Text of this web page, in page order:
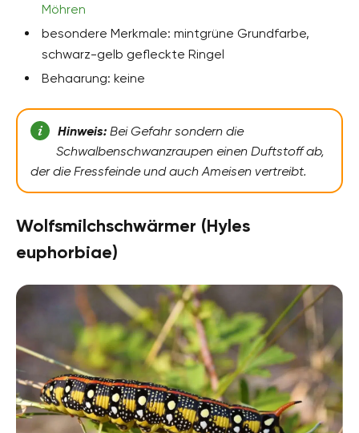
Möhren
besondere Merkmale: mintgrüne Grundfarbe,
schwarz-gelb gefleckte Ringel
Behaarung: keine
Hinweis:Bei Gefahr sondern die
Schwalbenschwanzraupen einen Duftstoff ab,
der die Fressfeinde und auch Ameisen vertreibt.
Wolfsmilchschwärmer (Hyles
euphorbiae)